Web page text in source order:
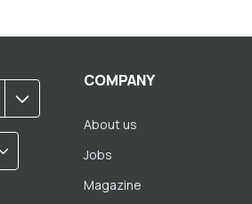
COMPANY
About us
Jobs
Magazine